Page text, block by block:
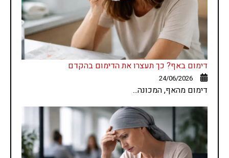
דימום באף? כך תעצרו את הדימום בהקדם
24/06/2026
דימום מהאף, המכונה...